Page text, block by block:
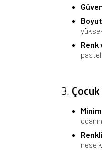
Renk
3.
neşe